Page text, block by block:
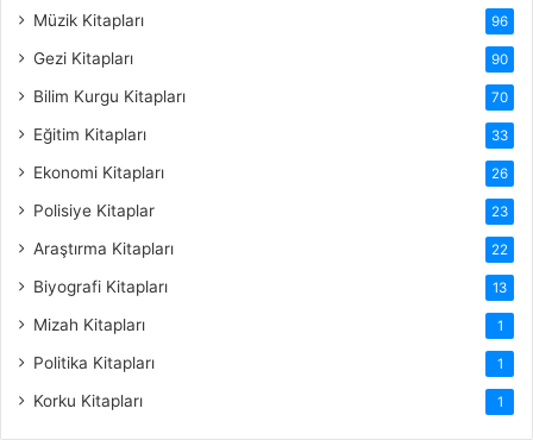
Müzik Kitapları 96
Gezi Kitapları 90
Bilim Kurgu Kitapları 70
Eğitim Kitapları 33
Ekonomi Kitapları 26
Polisiye Kitaplar 23
Araştırma Kitapları 22
Biyografi Kitapları 13
Mizah Kitapları 1
Politika Kitapları 1
Korku Kitapları 1